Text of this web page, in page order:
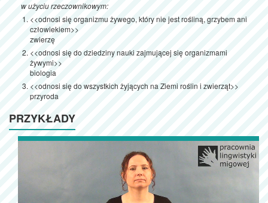
w użyciu rzeczownikowym:
<<odnosi się organizmu żywego, który nie jest rośliną, grzybem ani
człowiekiem>>
zwierzę
<<odnosi się do dziedziny nauki zajmującej się organizmami
żywymi>>
biologia
<<odnosi się do wszystkich żyjących na Ziemi roślin i zwierząt>>
przyroda
PRZYKŁADY